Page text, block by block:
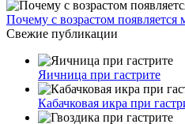
Почему с возрастом появляется
Свежие публикации
Яичница при гастрите
Кабачковая икра при